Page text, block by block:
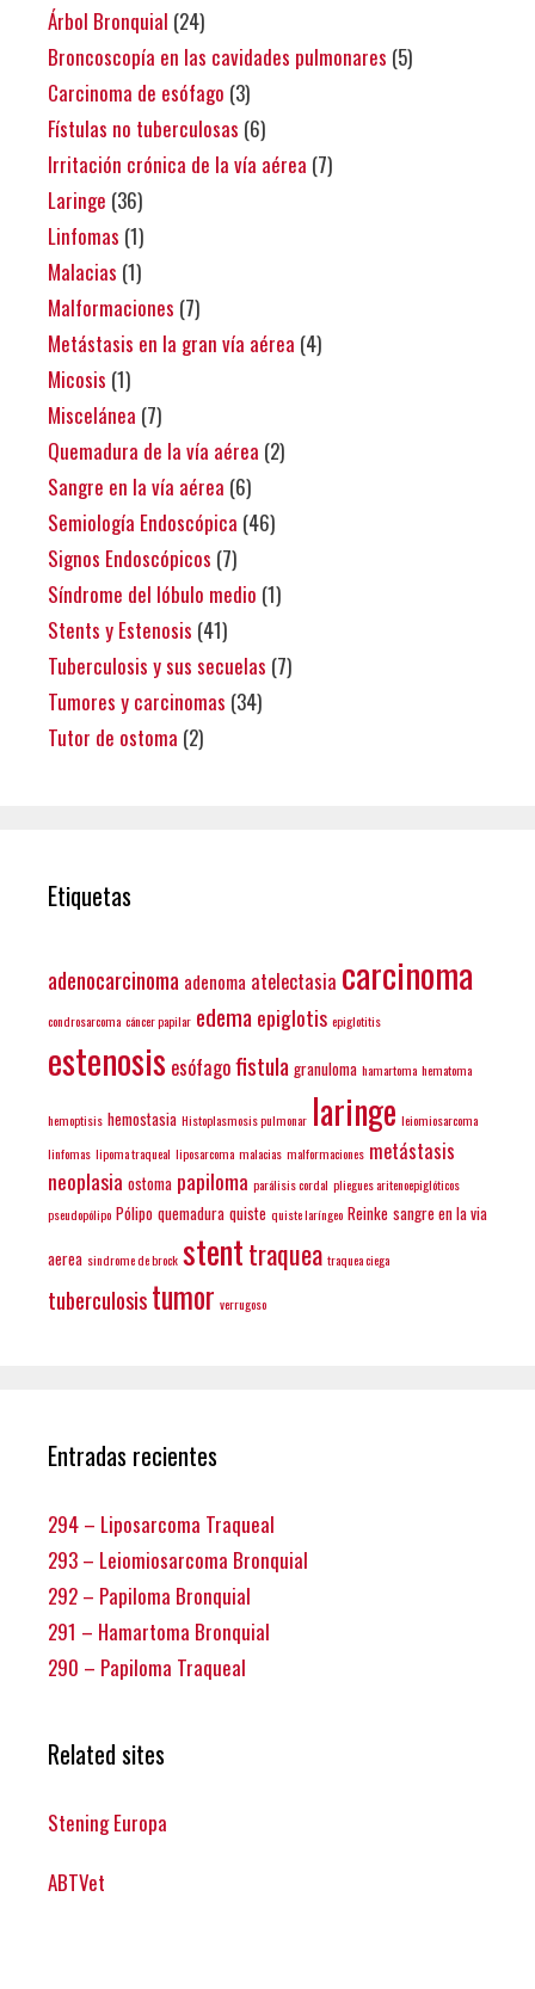
Árbol Bronquial (24)
Broncoscopía en las cavidades pulmonares (5)
Carcinoma de esófago (3)
Fístulas no tuberculosas (6)
Irritación crónica de la vía aérea (7)
Laringe (36)
Linfomas (1)
Malacias (1)
Malformaciones (7)
Metástasis en la gran vía aérea (4)
Micosis (1)
Miscelánea (7)
Quemadura de la vía aérea (2)
Sangre en la vía aérea (6)
Semiología Endoscópica (46)
Signos Endoscópicos (7)
Síndrome del lóbulo medio (1)
Stents y Estenosis (41)
Tuberculosis y sus secuelas (7)
Tumores y carcinomas (34)
Tutor de ostoma (2)
Etiquetas
adenocarcinoma adenoma atelectasia carcinoma
condrosarcoma cáncer papilar edema epiglotis epiglotitis
estenosis esófagofistula granuloma hamartoma hematoma
hemoptisis hemostasia Histoplasmosis pulmonar laringe leiomiosarcoma
linfomas lipoma traqueal liposarcoma malacias malformaciones metástasis
neoplasia ostoma papiloma parálisis cordal pliegues aritenoepiglóticos
pseudopólipo Pólipo quemadura quiste quiste laríngeo Reinke sangre en la via
aerea sindrome de brock stenttraquea traquea ciega
tuberculosistumor verrugoso
Entradas recientes
294 – Liposarcoma Traqueal
293 – Leiomiosarcoma Bronquial
292 – Papiloma Bronquial
291 – Hamartoma Bronquial
290 – Papiloma Traqueal
Related sites
Stening Europa
ABTVet